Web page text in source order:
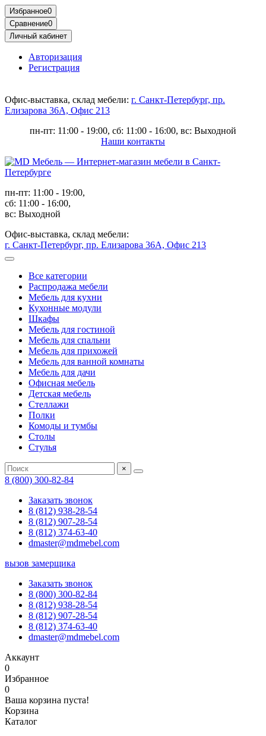
Избранное0
Сравнение0
Личный кабинет
Авторизация
Регистрация
Офис-выставка, склад мебели: г. Санкт-Петербург, пр.
Елизарова 36А, Офис 213
пн-пт: 11:00 - 19:00, сб: 11:00 - 16:00, вс: Выходной
Наши контакты
пн-пт: 11:00 - 19:00,
сб: 11:00 - 16:00,
вс: Выходной
Офис-выставка, склад мебели:
г. Санкт-Петербург, пр. Елизарова 36А, Офис 213
Все категории
Распродажа мебели
Мебель для кухни
Кухонные модули
Шкафы
Мебель для гостиной
Мебель для спальни
Мебель для прихожей
Мебель для ванной комнаты
Мебель для дачи
Офисная мебель
Детская мебель
Стеллажи
Полки
Комоды и тумбы
Столы
Стулья
×
8 (800) 300-82-84
Заказать звонок
8 (812) 938-28-54
8 (812) 907-28-54
8 (812) 374-63-40
dmaster@mdmebel.com
вызов замерщика
Заказать звонок
8 (800) 300-82-84
8 (812) 938-28-54
8 (812) 907-28-54
8 (812) 374-63-40
dmaster@mdmebel.com
Аккаунт
0
Избранное
0
Ваша корзина пуста!
Корзина
Каталог